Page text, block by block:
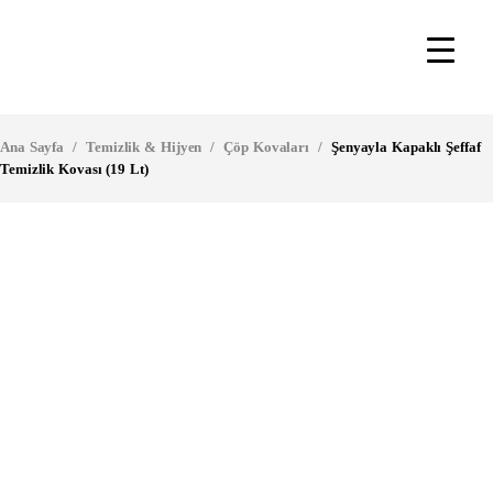
Ana Sayfa / Temizlik & Hijyen / Çöp Kovaları / Şenyayla Kapaklı Şeffaf
Temizlik Kovası (19 Lt)